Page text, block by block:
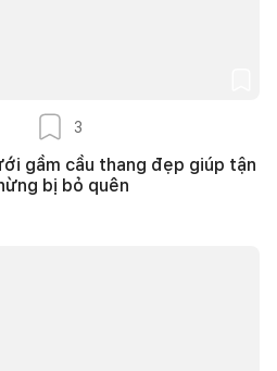
3
gầm cầu thang đẹp giúp tận
bị bỏ quên